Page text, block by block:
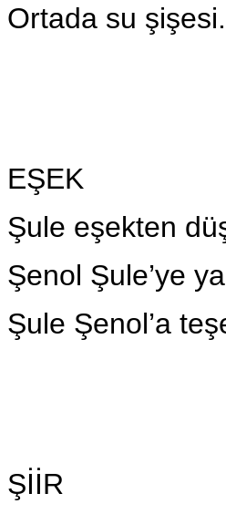
Ortada su şişesi.
EŞEK
Şule eşekten
Şenol Şule’ye
Şule Şenol’a
ŞİİR